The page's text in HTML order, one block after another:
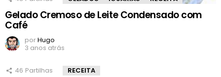
Gelado Cremoso de Leite Condensado com
Café
porHugo
3 anos atrás
46 Partilhas RECEITA